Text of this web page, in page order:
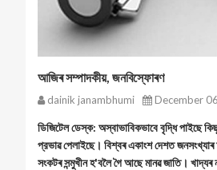
আজিৰ সম্পাদকীয়, জনবিস্ফোৰণ
dainik janambhumi December
ডিজিটেল ডেস্ক: অস্বাভাবিকভাবে বৃদ্ধি পাইছে
প্রভাৱ পেলাইছে। বিশ্বৰ একাংশ দেশত
সংকটৰ সন্মুখীন হ'বলৈ গৈ আছে মানৱ জাতি। খাদ্যৰ